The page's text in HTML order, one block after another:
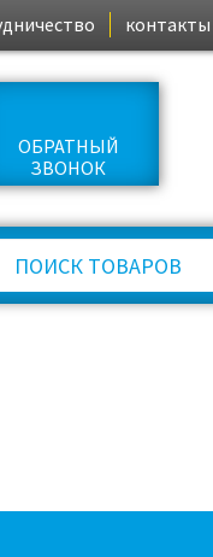
контакты
ОБРАТНЫЙ
ЗВОНОК